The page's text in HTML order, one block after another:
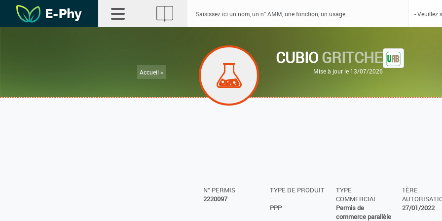
Accueil >
CUBIOGRITCHE
Mise à jour le 13/07/2026
N° PERMIS
2220097
TYPE DE PRODUIT
:
PPP
TYPE
COMMERCIAL :
Permis de
commerce parallèle
1ÈRE
27/01/2022